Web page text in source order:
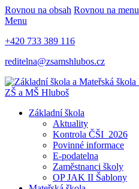
Rovnou na obsah Rovnou na menu
Menu
+420 733 389 116
reditelna@zsamshlubos.cz
ZŠ a MŠ Hluboš
Základní škola
Aktuality
Kontrola ČŠI_2026
Povinné informace
E-podatelna
Zaměstnanci školy
OP JAK II Šablony